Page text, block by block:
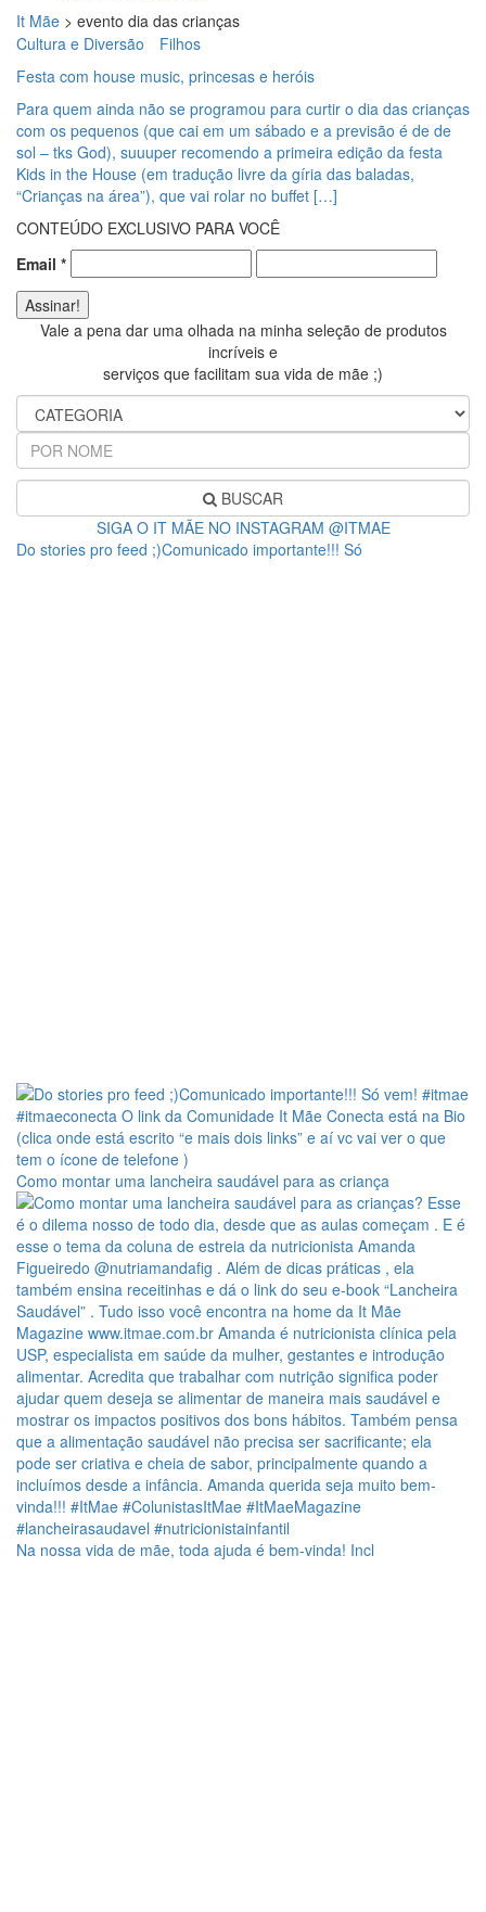
It Mãe > evento dia das crianças
Cultura e Diversão
Filhos
Festa com house music, princesas e heróis
Para quem ainda não se programou para curtir o dia das crianças
com os pequenos (que cai em um sábado e a previsão é de de
sol – tks God), suuuper recomendo a primeira edição da festa
Kids in the House (em tradução livre da gíria das baladas,
“Crianças na área”), que vai rolar no buffet […]
CONTEÚDO EXCLUSIVO PARA VOCÊ
Email *
Vale a pena dar uma olhada na minha seleção de produtos
incríveis e
serviços que facilitam sua vida de mãe ;)
BUSCAR
SIGA O IT MÃE NO INSTAGRAM @ITMAE
Do stories pro feed ;)Comunicado importante!!! Só
Como montar uma lancheira saudável para as criança
Na nossa vida de mãe, toda ajuda é bem-vinda! Incl